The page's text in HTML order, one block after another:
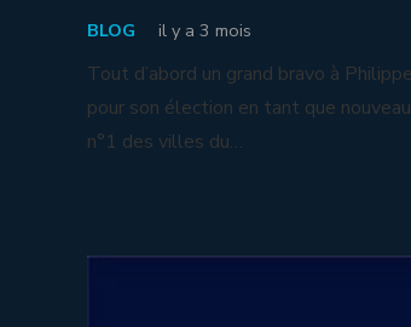
BLOG il y a 3 mois
Tout d’abord un grand bravo à
pour son élection en tant que
n°1 des villes du…